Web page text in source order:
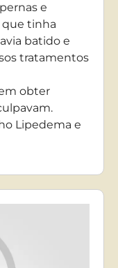
e
que tinha
batido e
tratamentos
obter
Lipedema e